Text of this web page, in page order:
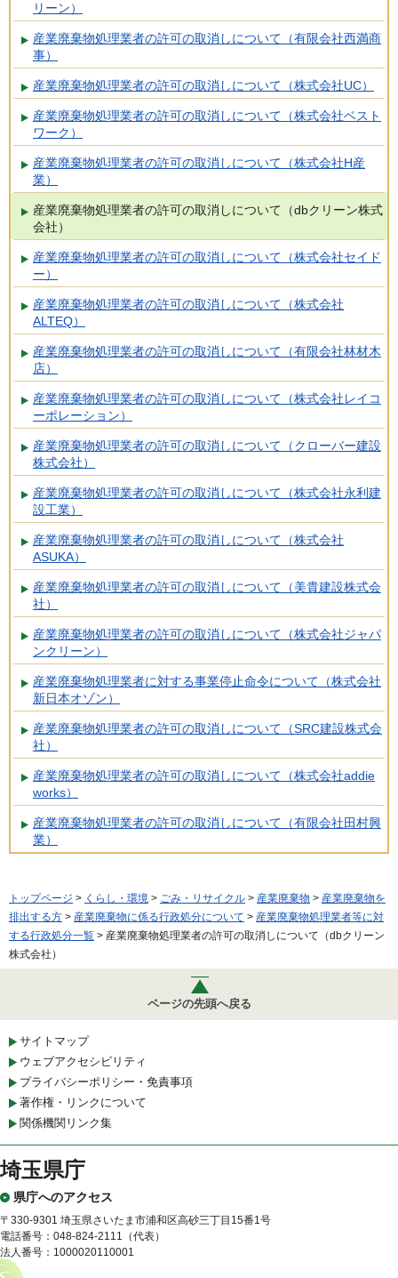
リーン）
産業廃棄物処理業者の許可の取消しについて（有限会社西満商
事）
産業廃棄物処理業者の許可の取消しについて（株式会社UC）
産業廃棄物処理業者の許可の取消しについて（株式会社ベスト
ワーク）
産業廃棄物処理業者の許可の取消しについて（株式会社H産
業）
産業廃棄物処理業者の許可の取消しについて（dbクリーン株式
会社）
産業廃棄物処理業者の許可の取消しについて（株式会社セイド
ー）
産業廃棄物処理業者の許可の取消しについて（株式会社
ALTEQ）
産業廃棄物処理業者の許可の取消しについて（有限会社林材木
店）
産業廃棄物処理業者の許可の取消しについて（株式会社レイコ
ーポレーション）
産業廃棄物処理業者の許可の取消しについて（クローバー建設
株式会社）
産業廃棄物処理業者の許可の取消しについて（株式会社永利建
設工業）
産業廃棄物処理業者の許可の取消しについて（株式会社
ASUKA）
産業廃棄物処理業者の許可の取消しについて（美貴建設株式会
社）
産業廃棄物処理業者の許可の取消しについて（株式会社ジャパ
ンクリーン）
産業廃棄物処理業者に対する事業停止命令について（株式会社
新日本オゾン）
産業廃棄物処理業者の許可の取消しについて（SRC建設株式会
社）
産業廃棄物処理業者の許可の取消しについて（株式会社addie
works）
産業廃棄物処理業者の許可の取消しについて（有限会社田村興
業）
トップページ > くらし・環境 > ごみ・リサイクル > 産業廃棄物 > 産業廃棄物を
排出する方 > 産業廃棄物に係る行政処分について > 産業廃棄物処理業者等に対
する行政処分一覧 > 産業廃棄物処理業者の許可の取消しについて（dbクリーン
株式会社）
ページの先頭へ戻る
サイトマップ
ウェブアクセシビリティ
プライバシーポリシー・免責事項
著作権・リンクについて
関係機関リンク集
埼玉県庁
県庁へのアクセス
〒330-9301 埼玉県さいたま市浦和区高砂三丁目15番1号
電話番号：048-824-2111（代表）
法人番号：1000020110001